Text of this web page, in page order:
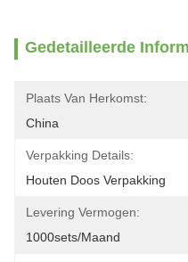
Gedetailleerde
Plaats Van Herkomst:
China
Verpakking Details:
Houten Doos Verpakking
Levering Vermogen:
1000sets/maand